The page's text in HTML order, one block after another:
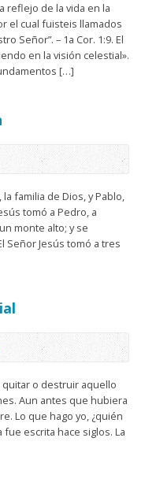
reflejo de la vida en la
el cual fuisteis llamados
Señor”. – 1a Cor. 1:9. El
en la visión celestial».
[…]
familia de Dios, y Pablo,
tomó a Pedro, a
monte alto; y se
Señor Jesús tomó a tres
quitar o destruir aquello
Aun antes que hubiera
Lo que hago yo, ¿quién
fue escrita hace siglos. La